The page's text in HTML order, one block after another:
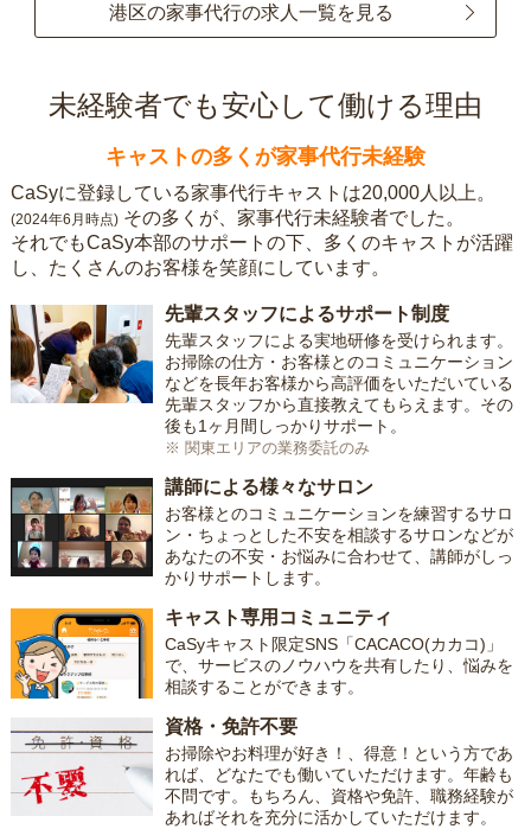
港区の家事代行の求人一覧を見る
未経験者でも安心して働ける理由
キャストの多くが家事代行未経験
CaSyに登録している家事代行キャストは20,000人以上。
(2024年6月時点) その多くが、家事代行未経験者でした。
それでもCaSy本部のサポートの下、多くのキャストが活躍
し、たくさんのお客様を笑顔にしています。
先輩スタッフによるサポート制度
先輩スタッフによる実地研修を受けられます。
お掃除の仕方・お客様とのコミュニケーション
などを長年お客様から高評価をいただいている
先輩スタッフから直接教えてもらえます。その
後も1ヶ月間しっかりサポート。
※ 関東エリアの業務委託のみ
講師による様々なサロン
お客様とのコミュニケーションを練習するサロ
ン・ちょっとした不安を相談するサロンなどが
あなたの不安・お悩みに合わせて、講師がしっ
かりサポートします。
キャスト専用コミュニティ
CaSyキャスト限定SNS「CACACO(カカコ)」
で、サービスのノウハウを共有したり、悩みを
相談することができます。
資格・免許不要
お掃除やお料理が好き！、得意！という方であ
れば、どなたでも働いていただけます。年齢も
不問です。もちろん、資格や免許、職務経験が
あればそれを充分に活かしていただけます。